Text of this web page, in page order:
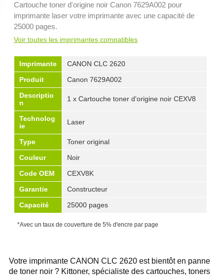
Cartouche toner d'origine noir Canon 7629A002 pour
imprimante laser votre imprimante avec une capacité de
25000 pages.
Voir toutes les imprimantes compatibles
Imprimante
CANON CLC 2620
Produit
Canon 7629A002
Descriptio
n
1 x Cartouche toner d'origine noir CEXV8
Technolog
ie
Laser
Type
Toner original
Couleur
Noir
Code OEM
CEXV8K
Garantie
Constructeur
Capacité
25000 pages
*Avec un taux de couverture de 5% d'encre par page
Votre imprimante CANON CLC 2620 est bientôt en panne
de toner noir ? Kittoner, spécialiste des cartouches, toners